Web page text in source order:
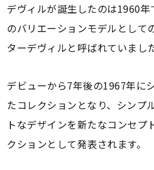
デヴィルが誕生したのは1960
のバリエーションモデルとして
ターデヴィルと呼ばれていまし
デビューから7年後の1967年に
たコレクションとなり、シンプ
トなデザインを新たなコンセプ
クションとして発表されます。